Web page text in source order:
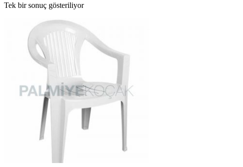
Tek bir sonuç gösteriliyor